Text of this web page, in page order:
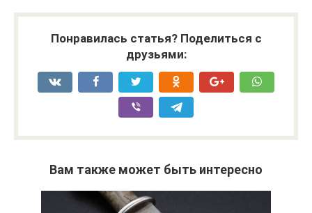
Понравилась статья? Поделиться с
друзьями:
Вам также может быть интересно